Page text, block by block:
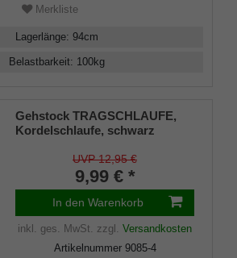
Merkliste
Lagerlänge: 94cm
Belastbarkeit: 100kg
Gehstock TRAGSCHLAUFE,
Kordelschlaufe, schwarz
UVP 12,95 €
9,99 € *
In den Warenkorb
inkl. ges. MwSt. zzgl. Versandkosten
Artikelnummer 9085-4